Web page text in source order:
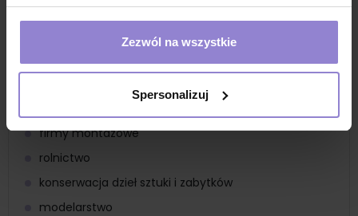
Zezwól na wszystkie
Spersonalizuj
wykonywanie precyzyjnych nacięć
firmy montażowe
rolnictwo
konserwacja dzieł sztuki i zabytków
modelarstwo